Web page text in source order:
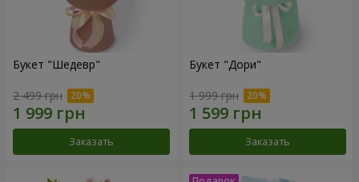
Букет "Шедевр"
2 499 грн
Заказать
Букет "Дори"
1 999 грн
Заказать